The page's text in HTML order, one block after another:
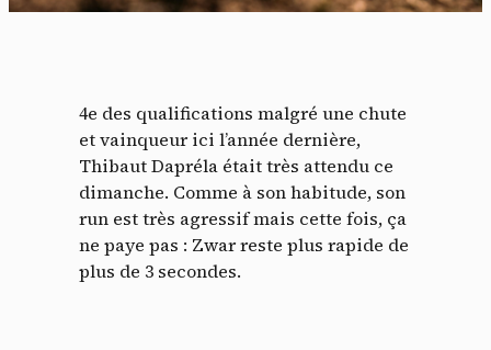
4e des qualifications malgré une chute
et vainqueur ici l’année dernière,
Thibaut Dapréla était très attendu ce
dimanche. Comme à son habitude, son
run est très agressif mais cette fois, ça
ne paye pas : Zwar reste plus rapide de
plus de 3 secondes.